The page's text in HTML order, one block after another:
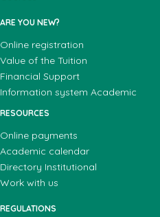
ARE YOU NEW?
Online registration
Value of the Tuition
Financial Support
Information system Academic
RESOURCES
Online payments
Academic calendar
Directory Institutional
Work with us
REGULATIONS